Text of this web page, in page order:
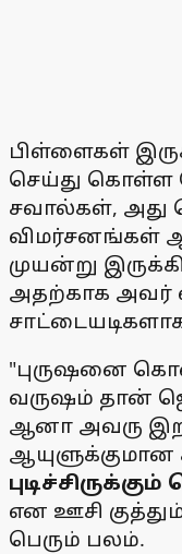
பிள்ளைகள்
செய்து கொள்ள
சவால்கள், அது
விமர்சனங்கள்
முயன்று
அதற்காக
"புருஷனை
வருஷம் தான்
ஆனா அவரு
ஆயுளுக்குமான
என ஊசி
பெரும் பலம்.